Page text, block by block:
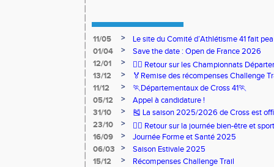
11/05 >
Le site du Comité d’Athlétisme 41 fait
01/04
>
Save the date : Open de France 2026
12/01
>
🏃‍♂️ Retour sur les Championnats
13/12
>
🏅Remise des récompenses Challenge
11/12
>
🏃Départementaux de Cross 41🏃
05/12
>
Appel à candidature !
31/10
>
🎽 La saison 2025/2026 de Cross est
23/10
>
🧘‍♀️ Retour sur la journée bien-être et
16/09
>
Journée Forme et Santé 2025
06/03
>
Saison Estivale 2025
15/12
>
Récompenses Challenge Trail